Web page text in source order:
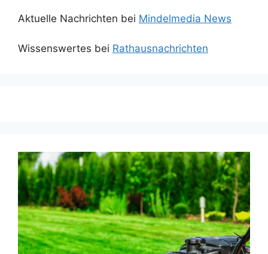
Aktuelle Nachrichten bei Mindelmedia News
Wissenswertes bei Rathausnachrichten